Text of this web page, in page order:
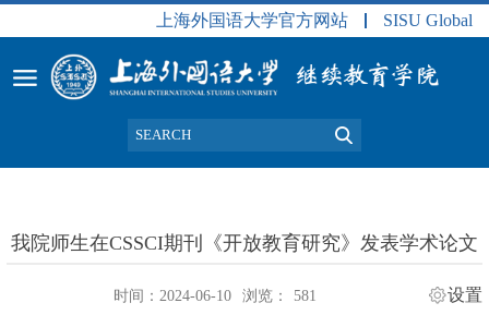
上海外国语大学官方网站 SISU Global
我院师生在CSSCI期刊《开放教育研究》发表学术论文
时间：2024-06-10 浏览： 581 设置